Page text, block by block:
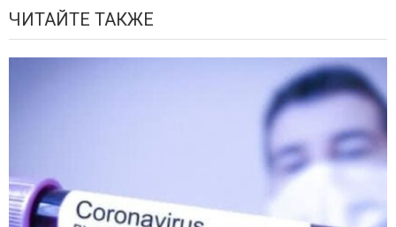
ЧИТАЙТЕ ТАКЖЕ